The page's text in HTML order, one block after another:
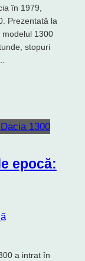
în 1979,
Prezentată la
1300
stopuri
epocă:
a intrat în